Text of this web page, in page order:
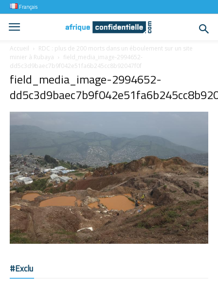
Français
Accueil
RDC : plus de 200 morts dans un éboulement sur un site
minier à Rubaya
field_media_image-2994652-
dd5c3d9baec7b9f042e51fa6b245cc8b92047f0f
field_media_image-2994652-
#Exclu